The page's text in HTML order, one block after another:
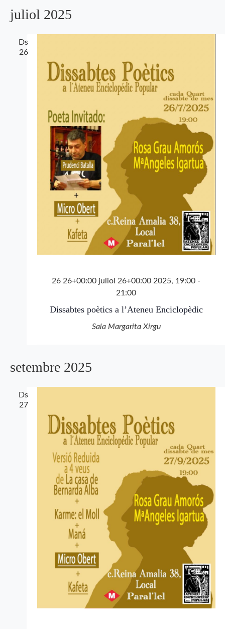
juliol 2025
Ds
26
26 26+00:00 juliol 26+00:00 2025, 19:00 -
21:00
Dissabtes poètics a l’Ateneu Enciclopèdic
Sala Margarita Xirgu
setembre 2025
Ds
27